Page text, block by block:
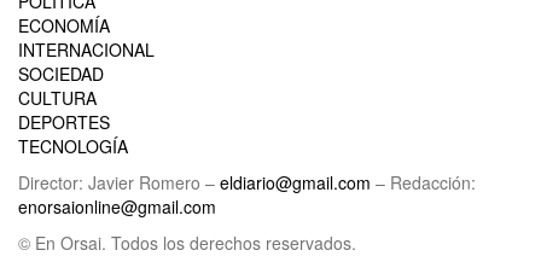
ECONOMÍA
INTERNACIONAL
SOCIEDAD
CULTURA
DEPORTES
TECNOLOGÍA
Director: Javier Romero – eldiario@gmail.com – Redacción:
enorsaionline@gmail.com
© En Orsai. Todos los derechos reservados.